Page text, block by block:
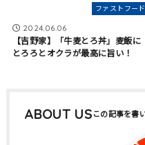
ファストフード
2024.06.06
【吉野家】「牛麦とろ丼」麦飯に
とろろとオクラが最高に旨い！
ABOUT US